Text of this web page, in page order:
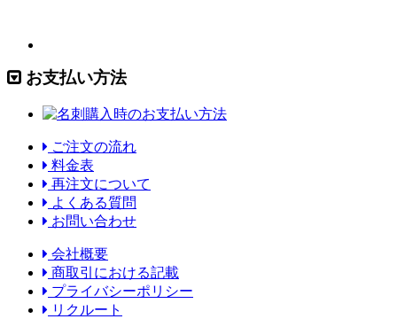
お支払い方法
ご注文の流れ
料金表
再注文について
よくある質問
お問い合わせ
会社概要
商取引における記載
プライバシーポリシー
リクルート